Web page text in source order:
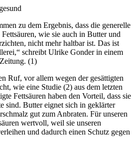
zu dem Ergebnis, dass die generelle
wie sie auch in Butter und
nicht mehr haltbar ist. Das ist
schreibt Ulrike Gonder in einem
(1)
Ruf, vor allem wegen der gesättigten
wie eine Studie (2) aus dem letzten
Fettsäuren haben den Vorteil, dass sie
sind. Butter eignet sich in geklärter
gut zum Anbraten. Für unseren
wertvoll, weil sie unseren
und dadurch einen Schutz gegen